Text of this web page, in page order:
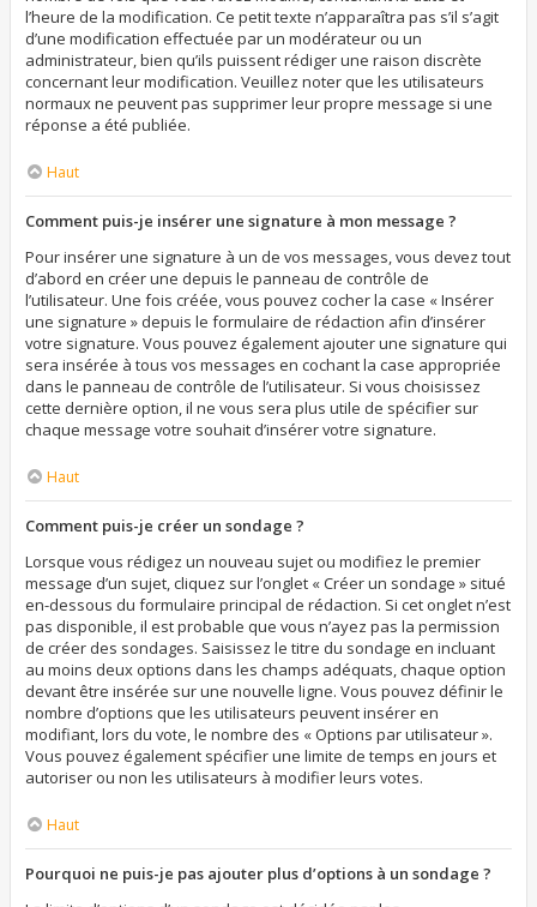
l’heure de la modification. Ce petit texte n’apparaîtra pas s’il s’agit
d’une modification effectuée par un modérateur ou un
administrateur, bien qu’ils puissent rédiger une raison discrète
concernant leur modification. Veuillez noter que les utilisateurs
normaux ne peuvent pas supprimer leur propre message si une
réponse a été publiée.
Haut
Comment puis-je insérer une signature à mon message ?
Pour insérer une signature à un de vos messages, vous devez tout
d’abord en créer une depuis le panneau de contrôle de
l’utilisateur. Une fois créée, vous pouvez cocher la case « Insérer
une signature » depuis le formulaire de rédaction afin d’insérer
votre signature. Vous pouvez également ajouter une signature qui
sera insérée à tous vos messages en cochant la case appropriée
dans le panneau de contrôle de l’utilisateur. Si vous choisissez
cette dernière option, il ne vous sera plus utile de spécifier sur
chaque message votre souhait d’insérer votre signature.
Haut
Comment puis-je créer un sondage ?
Lorsque vous rédigez un nouveau sujet ou modifiez le premier
message d’un sujet, cliquez sur l’onglet « Créer un sondage » situé
en-dessous du formulaire principal de rédaction. Si cet onglet n’est
pas disponible, il est probable que vous n’ayez pas la permission
de créer des sondages. Saisissez le titre du sondage en incluant
au moins deux options dans les champs adéquats, chaque option
devant être insérée sur une nouvelle ligne. Vous pouvez définir le
nombre d’options que les utilisateurs peuvent insérer en
modifiant, lors du vote, le nombre des « Options par utilisateur ».
Vous pouvez également spécifier une limite de temps en jours et
autoriser ou non les utilisateurs à modifier leurs votes.
Haut
Pourquoi ne puis-je pas ajouter plus d’options à un sondage ?